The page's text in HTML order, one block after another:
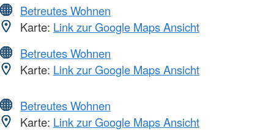
Betreutes Wohnen
Karte: Link zur Google Maps Ansicht
Betreutes Wohnen
Karte: Link zur Google Maps Ansicht
Betreutes Wohnen
Karte: Link zur Google Maps Ansicht